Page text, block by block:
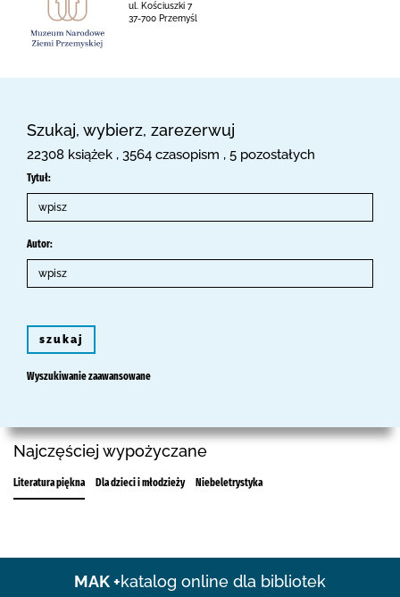
ul. Kościuszki 7
37-700 Przemyśl
Szukaj, wybierz, zarezerwuj
22308 książek , 3564 czasopism , 5 pozostałych
Tytuł:
Autor:
szukaj
Wyszukiwanie zaawansowane
Najczęściej wypożyczane
Literatura piękna Dla dzieci i młodzieży Niebeletrystyka
MAK +katalog online dla bibliotek